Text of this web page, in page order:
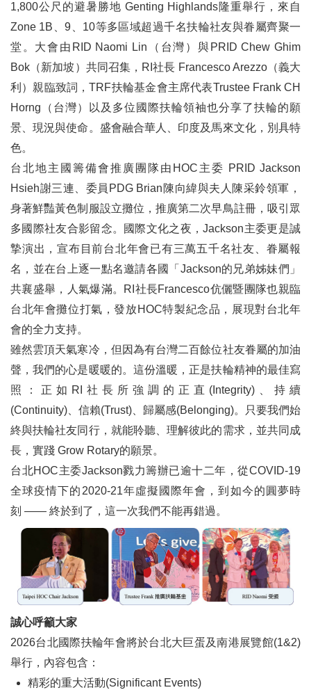
2025-26年度地區年會 慈善高爾夫聯誼賽 圓滿成功
從服務到保護，台灣扶輪推動青少年保護倡議或許才正要開始
溫度、熱度、歡笑度滿分！扶輪家庭日的幸福紀實
跨進嘉義縣東石鄉國小的AI資訊教學
扶輪領導學院推廣暨說明會承辦心得暨感想
樂活生育服務計畫活動報導
逆境少年的翻轉人生 ── 專訪逆風劇團成瑋盛
三代牽起的扶輪旅程 —— 專訪台北士林社地區總監林政邦(D3522 DG Capital)
三、扶輪作品
畫說扶輪
扶輪青少年交換計畫 (RYE)
公道伯看大濛趙公道
酒國英雄
稿約
1,800公尺的避暑勝地 Genting Highlands隆重舉行，來自
Zone 1B、9、10等多區域超過千名扶輪社友與眷屬齊聚一
堂。大會由RID Naomi Lin（台灣）與PRID Chew Ghim
Bok（新加坡）共同召集，RI社長 Francesco Arezzo（義大
利）親臨致詞，TRF扶輪基金會主席代表Trustee Frank CH
Horng（台灣）以及多位國際扶輪領袖也分享了扶輪的願
景、現況與使命。盛會融合華人、印度及馬來文化，別具特
色。
台北地主國籌備會推廣團隊由HOC主委 PRID Jackson
Hsieh謝三連、委員PDG Brian陳向緯與夫人陳采鈴領軍，
身著鮮豔黃色制服設立攤位，推廣第二次早鳥註冊，吸引眾
多國際社友合影留念。國際文化之夜，Jackson主委更是誠
摯演出，宣布目前台北年會已有三萬五千名社友、眷屬報
名，並在台上逐一點名邀請各國「Jackson的兄弟姊妹們」
共襄盛舉，人氣爆滿。RI社長Francesco伉儷暨團隊也親臨
台北年會攤位打氣，發放HOC特製紀念品，展現對台北年
會的全力支持。
雖然雲頂天氣寒冷，但因為有台灣二百餘位社友眷屬的加油
聲，我們的心是暖暖的。這份溫暖，正是扶輪精神的最佳寫
照：正如RI社長所強調的正直(Integrity)、持續
(Continuity)、信賴(Trust)、歸屬感(Belonging)。只要我們始
終與扶輪社友同行，就能聆聽、理解彼此的需求，並共同成
長，實踐 Grow Rotary的願景。
台北HOC主委Jackson戮力籌辦已逾十二年，從COVID-19
全球疫情下的2020-21年虛擬國際年會，到如今的圓夢時
刻 —— 終於到了，這一次我們不能再錯過。
誠心呼籲大家
2026台北國際扶輪年會將於台北大巨蛋及南港展覽館(1&2)
舉行，內容包含：
精彩的重大活動(Significant Events)